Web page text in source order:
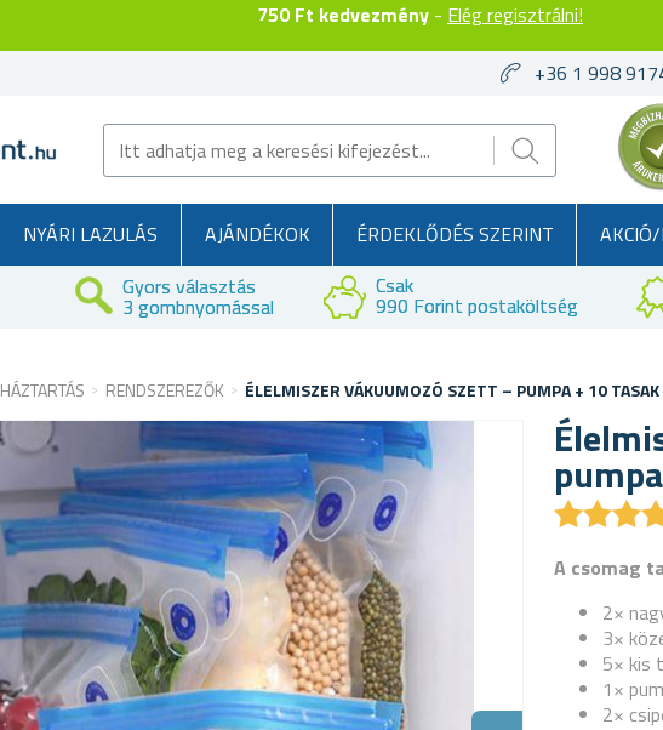
750 Ft kedvezmény - Elég regisztrálni!
+36 1 998
NYÁRI LAZULÁS AJÁNDÉKOK ÉRDEKLŐDÉS SZERINT
Gyors választás
3 gombnyomással
Csak
990 Forint postaköltség
HÁZTARTÁS RENDSZEREZŐK ÉLELMISZER VÁKUUMOZÓ SZETT – PUMPA + 10 TASAK
★★★
★★★
A csomag
2×
3×
5× kis
1×
2×